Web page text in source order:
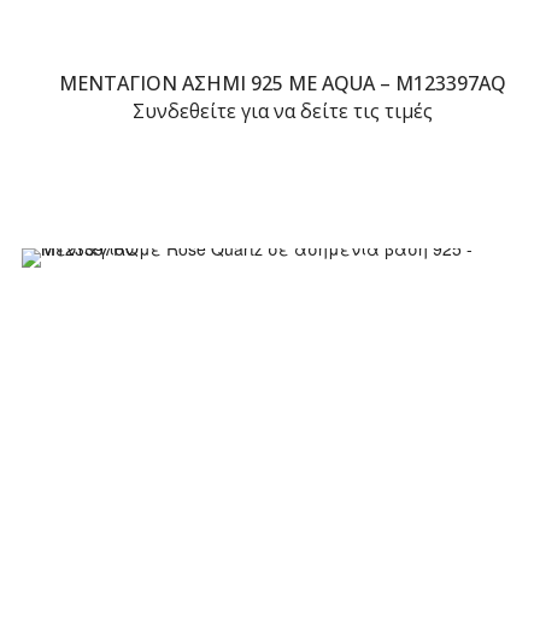
ΜΕΝΤΑΓΙΌΝ ΑΣΉΜΙ 925 ΜΕ AQUA – M123397AQ
Συνδεθείτε για να δείτε τις τιμές